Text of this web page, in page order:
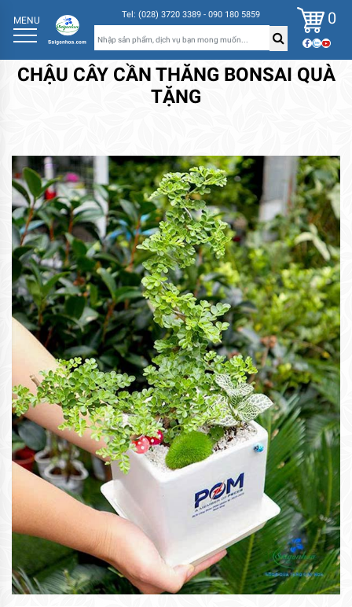
MENU Tel: (028) 3720 3389 - 090 180 5859 0
CHẬU CÂY CẦN THĂNG BONSAI QUÀ
TẶNG